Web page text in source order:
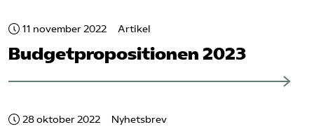
11 november 2022 Artikel
Budgetpropositionen 2023
28 oktober 2022 Nyhetsbrev